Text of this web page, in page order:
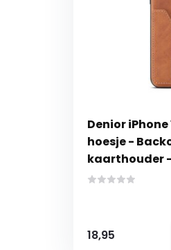
Denior iPhone
hoesje -
kaarthouder
18,95